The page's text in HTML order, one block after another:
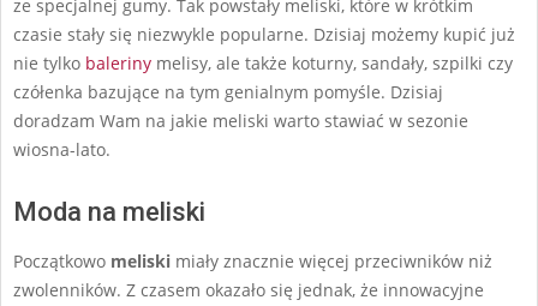
ze specjalnej gumy. Tak powstały meliski, które w krótkim
czasie stały się niezwykle popularne. Dzisiaj możemy kupić już
nie tylko baleriny melisy, ale także koturny, sandały, szpilki czy
czółenka bazujące na tym genialnym pomyśle. Dzisiaj
doradzam Wam na jakie meliski warto stawiać w sezonie
wiosna-lato.
Moda na meliski
Początkowo meliski miały znacznie więcej przeciwników niż
zwolenników. Z czasem okazało się jednak, że innowacyjne